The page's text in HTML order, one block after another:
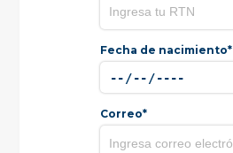
Fecha de nacimiento*
Correo*